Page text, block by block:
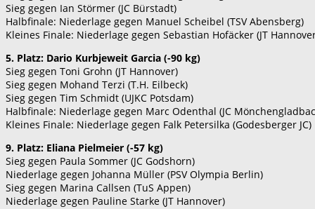
Sieg gegen Ian Störmer (JC Bürstadt)
Halbfinale: Niederlage gegen Manuel Scheibel (TSV Abensberg)
Kleines Finale: Niederlage gegen Sebastian Hofäcker (JT
5. Platz: Dario Kurbjeweit Garcia (-90 kg)
Sieg gegen Toni Grohn (JT Hannover)
Sieg gegen Mohand Terzi (T.H. Eilbeck)
Sieg gegen Tim Schmidt (UJKC Potsdam)
Halbfinale: Niederlage gegen Marc Odenthal (JC
Kleines Finale: Niederlage gegen Falk Petersilka (Godesberger JC)
9. Platz: Eliana Pielmeier (-57 kg)
Sieg gegen Paula Sommer (JC Godshorn)
Niederlage gegen Johanna Müller (PSV Olympia Berlin)
Sieg gegen Marina Callsen (TuS Appen)
Niederlage gegen Pauline Starke (JT Hannover)